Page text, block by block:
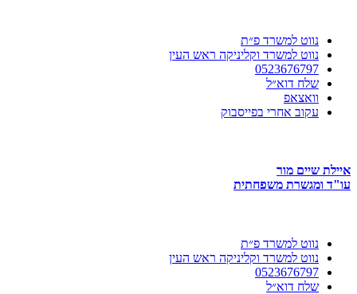
נווט למשרד פ״ת
נווט למשרד וקליניקה ראש העין
0523676797
שלח דוא״ל
וואצאפ
עקוב אחרי בפייסבוק
איילת שיים מור
עו"ד ומגשרת משפחתית
נווט למשרד פ״ת
נווט למשרד וקליניקה ראש העין
0523676797
שלח דוא״ל